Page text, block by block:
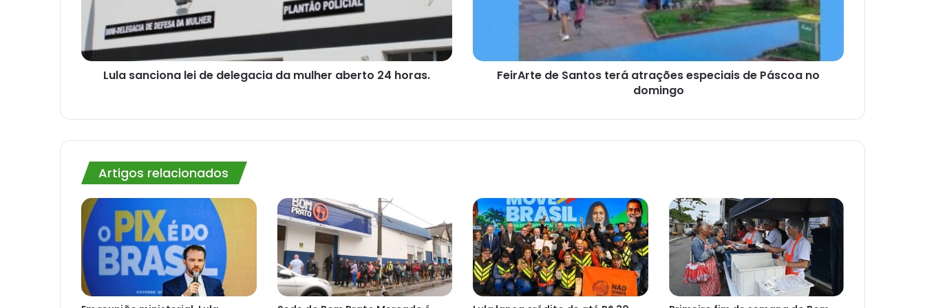
24
horas.
Lula sanciona lei de delegacia da mulher aberto 24 horas.
FeirArte de Santos terá atrações especiais de Páscoa no
domingo
Artigos relacionados